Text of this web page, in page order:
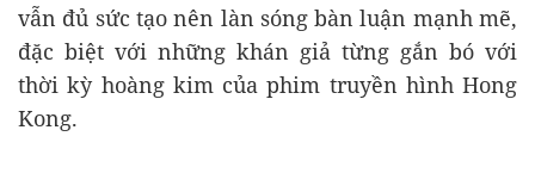
vẫn đủ sức tạo nên làn sóng bàn luận mạnh mẽ,
đặc biệt với những khán giả từng gắn bó với
thời kỳ hoàng kim của phim truyền hình Hong
Kong.